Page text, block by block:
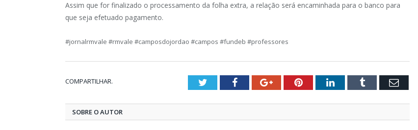
Assim que for finalizado o processamento da folha extra, a relação será encaminhada para o banco para
que seja efetuado pagamento.
#jornalrmvale #rmvale #camposdojordao #campos #fundeb #professores
COMPARTILHAR. TwitterFacebookGoogle+PinterestLinkedInTumblr Email
SOBRE O AUTOR